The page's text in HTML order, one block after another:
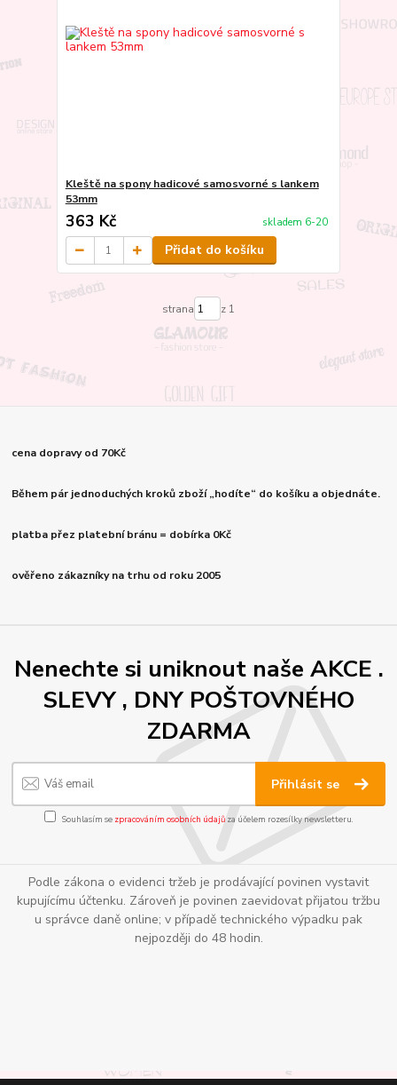
Kleště na spony hadicové samosvorné s lankem
53mm
363 Kč skladem 6-20
Přidat do košíku
strana z 1
cena dopravy od 70Kč
Během pár jednoduchých kroků zboží „hodíte“ do košíku a objednáte.
platba přez platební bránu = dobírka 0Kč
ověřeno zákazníky na trhu od roku 2005
Nenechte si uniknout naše AKCE .
SLEVY , DNY POŠTOVNÉHO
ZDARMA
Přihlásit se
Souhlasím se zpracováním osobních údajůza účelem rozesílky newsletteru.
Podle zákona o evidenci tržeb je prodávající povinen vystavit
kupujícímu účtenku. Zároveň je povinen zaevidovat přijatou tržbu
u správce daně online; v případě technického výpadku pak
nejpozději do 48 hodin.